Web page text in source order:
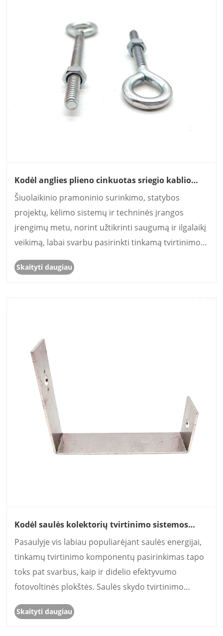
Kodėl anglies plieno cinkuotas sriegio kablio
varžtas su mašininiu sriegiu yra idealus
tvirtinimo sprendimas pramonėje ir statyboje
Šiuolaikinio pramoninio surinkimo, statybos
projektų, kėlimo sistemų ir techninės įrangos
įrengimų metu, norint užtikrinti saugumą ir ilgalaikį
veikimą, labai svarbu pasirinkti tinkamą tvirtinimo
komponentą. „Gangtong Zheli“ siūlo patikimus
tvirtinimo sprendimus, įskaitant labai universalų
Skaityti daugiau
Kodėl saulės kolektorių tvirtinimo sistemos
ilgalaikiam ir efektyviam saulės energijos
įrengimui
Pasaulyje vis labiau populiarėjant saulės energijai,
tinkamų tvirtinimo komponentų pasirinkimas tapo
toks pat svarbus, kaip ir didelio efektyvumo
fotovoltinės plokštės. Saulės skydo tvirtinimo
sistemos stogo kablio aliuminio išspaudimas
atlieka svarbų vaidmenį užtikrinant konstrukcijos
Skaityti daugiau